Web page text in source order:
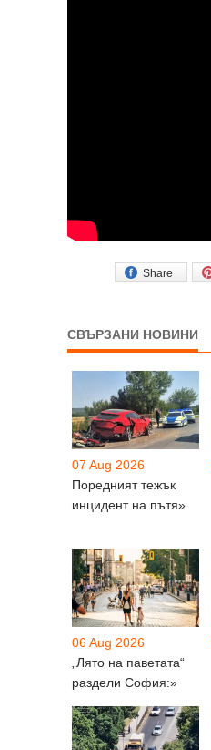
Share
СВЪРЗАНИ НОВИНИ
07 Aug 2026
Поредният тежък
инцидент на пътя»
06 Aug 2026
„Лято на паветата“
раздели София:»